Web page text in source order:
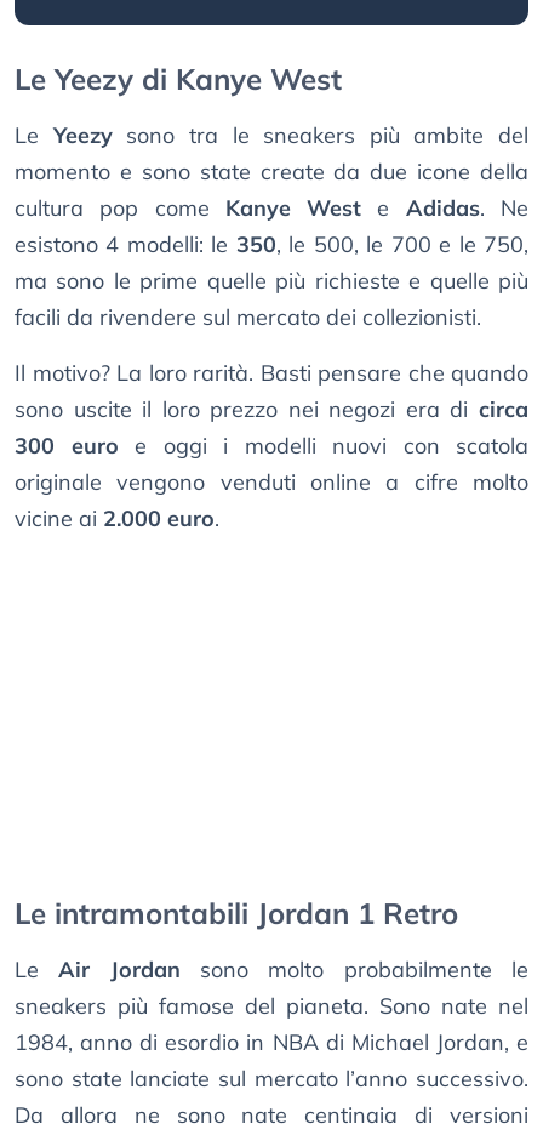
Le Yeezy di Kanye West
LeYeezysono tra le sneakers più ambite del
momento e sono state create da due icone della
cultura pop come Kanye West e Adidas. Ne
esistono 4 modelli: le 350, le 500, le 700 e le 750,
ma sono le prime quelle più richieste e quelle più
facili da rivendere sul mercato dei collezionisti.
Il motivo? La loro rarità. Basti pensare che quando
sono uscite il loro prezzo nei negozi era di circa
300 euro e oggi i modelli nuovi con scatola
originale vengono venduti online a cifre molto
vicine ai 2.000 euro.
Le intramontabili Jordan 1 Retro
LeAir Jordan sono molto probabilmente le
sneakers più famose del pianeta. Sono nate nel
1984, anno di esordio in NBA di Michael Jordan, e
sono state lanciate sul mercato l’anno successivo.
Da allora ne sono nate centinaia di versioni